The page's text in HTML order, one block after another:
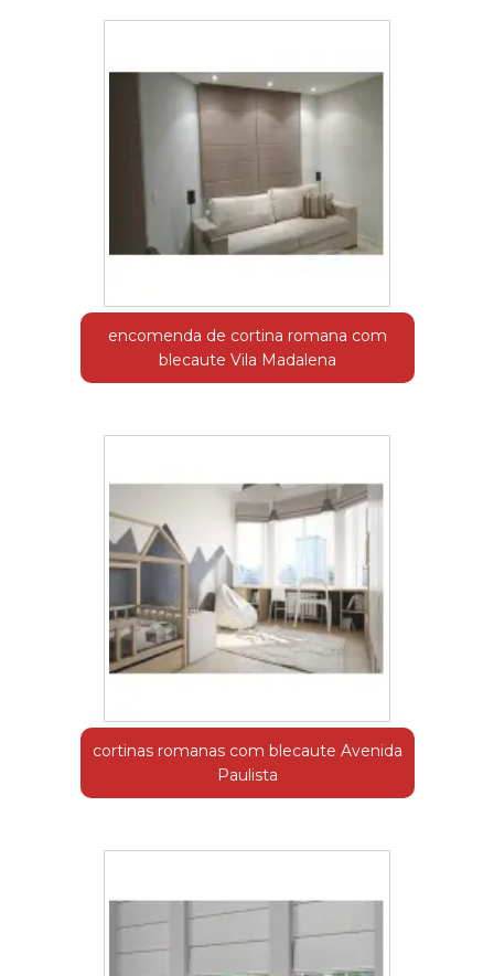
encomenda de cortina romana com
blecaute Vila Madalena
cortinas romanas com blecaute Avenida
Paulista